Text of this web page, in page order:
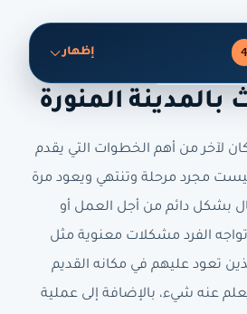
4 إظهار
المنورة
لآخر من أهم الخطوات التي يقدم
مجرد مرحلة وتنتهي ويعود مرة
بشكل دائم من أجل العمل أو
الفرد مشكلات معنوية مثل
تعود عليهم في مكانه القديم
عنه شيء، بالإضافة إلى عملية